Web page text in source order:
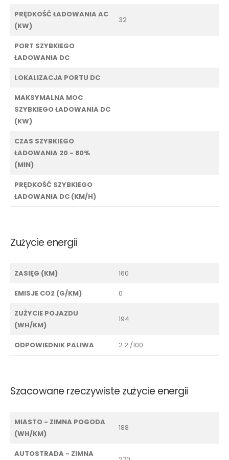
PRĘDKOŚĆ ŁADOWANIA AC
(KW)
32
PORT SZYBKIEGO
ŁADOWANIA DC
LOKALIZACJA PORTU DC
MAKSYMALNA MOC
SZYBKIEGO ŁADOWANIA DC
(KW)
CZAS SZYBKIEGO
ŁADOWANIA 20 - 80%
(MIN)
PRĘDKOŚĆ SZYBKIEGO
ŁADOWANIA DC (KM/H)
Zużycie energii
ZASIĘG (KM) 160
EMISJE CO2 (G/KM) 0
ZUŻYCIE POJAZDU
(WH/KM)
194
ODPOWIEDNIK PALIWA 2.2 /100
Szacowane rzeczywiste zużycie energii
MIASTO - ZIMNA POGODA
(WH/KM)
188
AUTOSTRADA - ZIMNA